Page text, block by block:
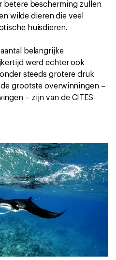
betere bescherming zullen
wilde dieren die veel
huisdieren.
belangrijke
werd echter ook
steeds grotere druk
grootste overwinningen –
– zijn van de CITES-